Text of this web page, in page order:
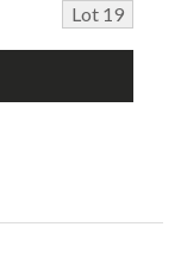
Lot 19